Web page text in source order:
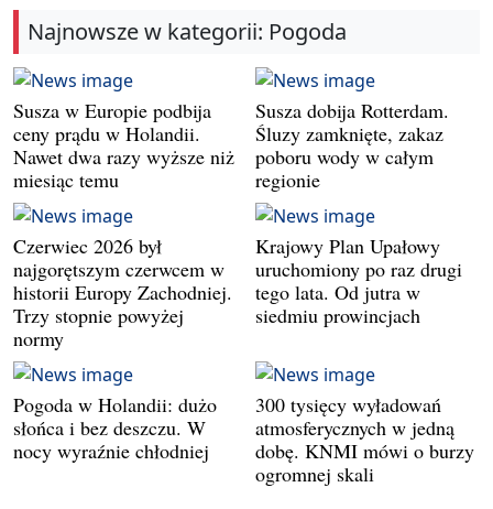
Najnowsze w kategorii: Pogoda
Susza w Europie podbija
ceny prądu w Holandii.
Nawet dwa razy wyższe niż
miesiąc temu
Susza dobija Rotterdam.
Śluzy zamknięte, zakaz
poboru wody w całym
regionie
Czerwiec 2026 był
najgorętszym czerwcem w
historii Europy Zachodniej.
Trzy stopnie powyżej
normy
Krajowy Plan Upałowy
uruchomiony po raz drugi
tego lata. Od jutra w
siedmiu prowincjach
Pogoda w Holandii: dużo
słońca i bez deszczu. W
nocy wyraźnie chłodniej
300 tysięcy wyładowań
atmosferycznych w jedną
dobę. KNMI mówi o burzy
ogromnej skali